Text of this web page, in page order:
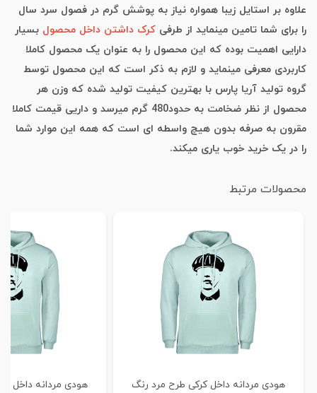
علاوه بر استایل زیبا همواره نیاز به پوشش گرم در فصول سرد سال
را برای شما تامین مینماید از طرفی کرک داشتن داخل محصول بسیار
دارایی اهمیت بوده که این محصول را به عنوان یک محصول کاملا
کاربردی معرفی مینماید و لازم به ذکر است که این محصول توسط
گروه تولید آریا پارس با بهترین کیفیت تولید شده که وزن هر
محصول از نظر ضخامت به حدود480 گرم میرسد و داریی قیمت کاملا
مقرون به صرفه بدون هیچ واسطه ای است که همه این موارد شما
را در یک خرید خوب یاری میکند.
محصولات مرتبط
هودی مردانه داخل کرکی طرح مرد رنگ
هودی مردانه داخل